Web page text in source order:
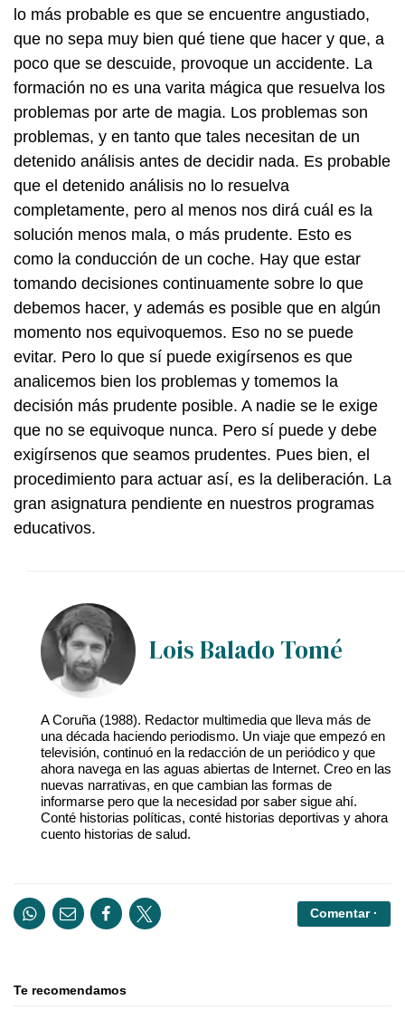
lo más probable es que se encuentre angustiado,
que no sepa muy bien qué tiene que hacer y que, a
poco que se descuide, provoque un accidente. La
formación no es una varita mágica que resuelva los
problemas por arte de magia. Los problemas son
problemas, y en tanto que tales necesitan de un
detenido análisis antes de decidir nada. Es probable
que el detenido análisis no lo resuelva
completamente, pero al menos nos dirá cuál es la
solución menos mala, o más prudente. Esto es
como la conducción de un coche. Hay que estar
tomando decisiones continuamente sobre lo que
debemos hacer, y además es posible que en algún
momento nos equivoquemos. Eso no se puede
evitar. Pero lo que sí puede exigírsenos es que
analicemos bien los problemas y tomemos la
decisión más prudente posible. A nadie se le exige
que no se equivoque nunca. Pero sí puede y debe
exigírsenos que seamos prudentes. Pues bien, el
procedimiento para actuar así, es la deliberación. La
gran asignatura pendiente en nuestros programas
educativos.
Lois Balado Tomé
A Coruña (1988). Redactor multimedia que lleva más de
una década haciendo periodismo. Un viaje que empezó en
televisión, continuó en la redacción de un periódico y que
ahora navega en las aguas abiertas de Internet. Creo en las
nuevas narrativas, en que cambian las formas de
informarse pero que la necesidad por saber sigue ahí.
Conté historias políticas, conté historias deportivas y ahora
cuento historias de salud.
Comentar ·
Te recomendamos